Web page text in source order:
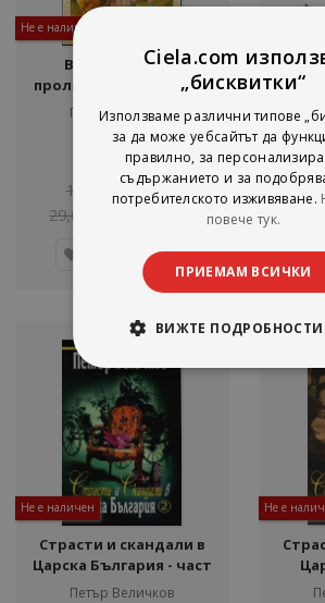
Не е наличен
Великденски и
пролетни картички от
Третото българско
царство
Петър Величков
Изток - Запад
рейтинг:
1%
14,83 €
7,41 €
29,00 лв.
Детайли
Не е наличен
Страсти и скандали в
Царска България - част
2
Петър Величков
Не е
Ciela.com
„бисквитки“
Използваме различни типове
за да може уебсайтът да
правилно, за
съдържанието и за
потребителското изживяване.
повече тук.
ПРИЕМАМ ВСИЧКИ
ВИЖТЕ